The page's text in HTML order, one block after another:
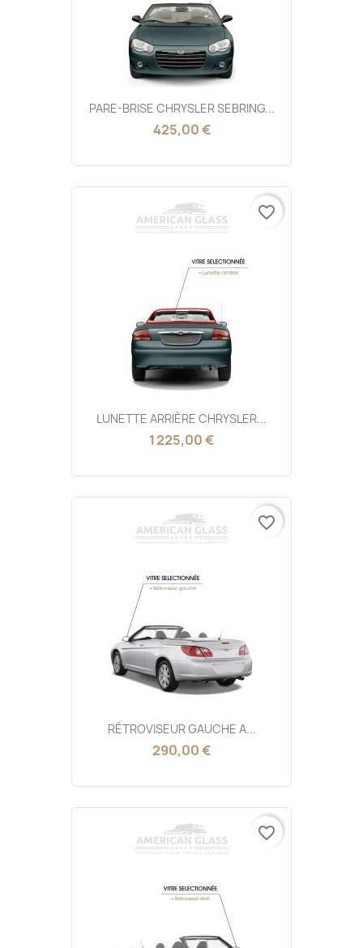
PARE-BRISE CHRYSLER SEBRING...
425,00 €
LUNETTE ARRIÈRE CHRYSLER...
1 225,00 €
favorite_border
RÉTROVISEUR GAUCHE A...
290,00 €
favorite_border
favorite_border